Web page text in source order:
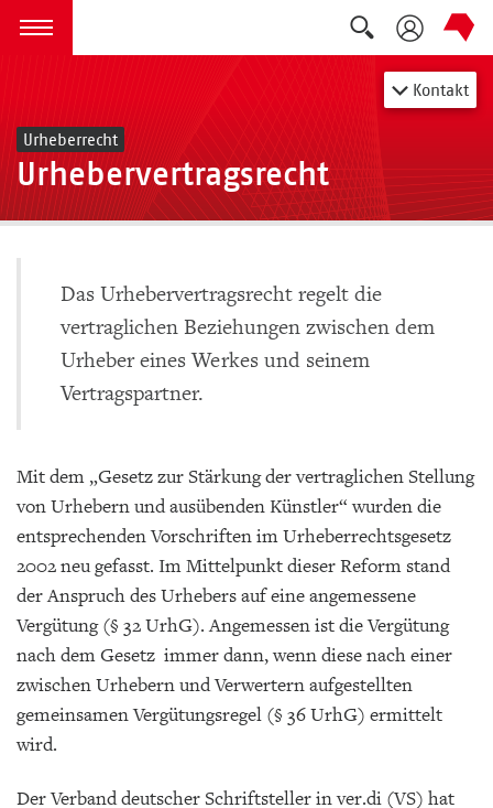
zum Inhalt springen
Menü öffnen
Suche
Kontakt
Urheberrecht
Urhebervertragsrecht
Das Urhebervertragsrecht regelt die
vertraglichen Beziehungen zwischen dem
Urheber eines Werkes und seinem
Vertragspartner.
Mit dem „Gesetz zur Stärkung der vertraglichen Stellung
von Urhebern und ausübenden Künstler“ wurden die
entsprechenden Vorschriften im Urheberrechtsgesetz
2002 neu gefasst. Im Mittelpunkt dieser Reform stand
der Anspruch des Urhebers auf eine angemessene
Vergütung (§ 32 UrhG). Angemessen ist die Vergütung
nach dem Gesetz immer dann, wenn diese nach einer
zwischen Urhebern und Verwertern aufgestellten
gemeinsamen Vergütungsregel (§ 36 UrhG) ermittelt
wird.
Der Verband deutscher Schriftsteller in ver.di (VS) hat